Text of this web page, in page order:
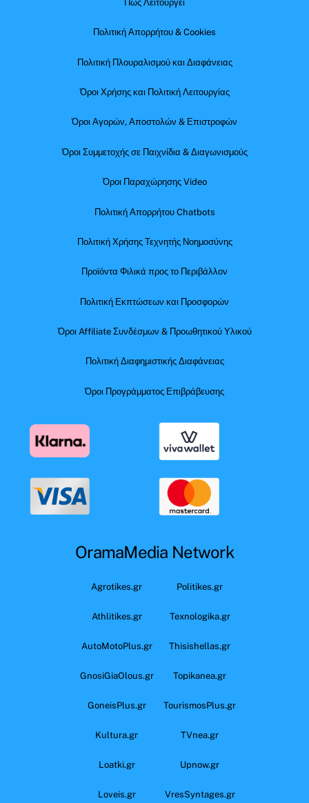
Πώς Λειτουργεί
Πολιτική Απορρήτου & Cookies
Πολιτική Πλουραλισμού και Διαφάνειας
Όροι Χρήσης και Πολιτική Λειτουργίας
Όροι Αγορών, Αποστολών & Επιστροφών
Όροι Συμμετοχής σε Παιχνίδια & Διαγωνισμούς
Όροι Παραχώρησης Video
Πολιτική Απορρήτου Chatbots
Πολιτική Χρήσης Τεχνητής Νοημοσύνης
Προϊόντα Φιλικά προς το Περιβάλλον
Πολιτική Εκπτώσεων και Προσφορών
Όροι Affiliate Συνδέσμων & Προωθητικού Υλικού
Πολιτική Διαφημιστικής Διαφάνειας
Όροι Προγράμματος Επιβράβευσης
OramaMedia Network
Agrotikes.gr Politikes.gr
Athlitikes.gr Texnologika.gr
AutoMotoPlus.gr Thisishellas.gr
GnosiGiaOlous.gr Topikanea.gr
GoneisPlus.gr TourismosPlus.gr
Kultura.gr TVnea.gr
Loatki.gr Upnow.gr
Loveis.gr VresSyntages.gr